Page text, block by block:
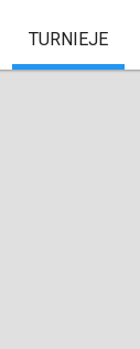
TURNIEJE